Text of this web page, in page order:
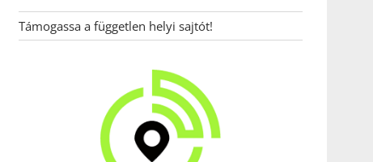
Támogassa a független helyi sajtót!